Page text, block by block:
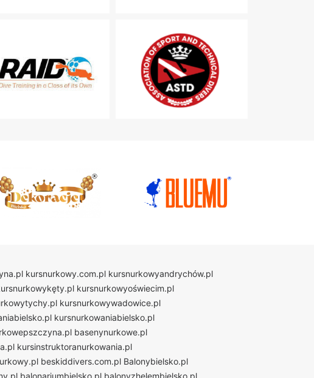
kursnurkowy.com.pl kursnurkowyandrychów.pl
kursnurkowyoświecim.pl
kursnurkowywadowice.pl
kursnurkowaniabielsko.pl
basenynurkowe.pl
kursinstruktoranurkowania.pl
beskiddivers.com.pl Balonybielsko.pl
balonariumbielsko.pl balonyzhelembielsko.pl